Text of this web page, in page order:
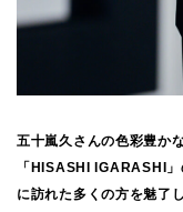
五十嵐久さんの色彩豊か
「HISASHI IGARASHI
に訪れた多くの方を魅了